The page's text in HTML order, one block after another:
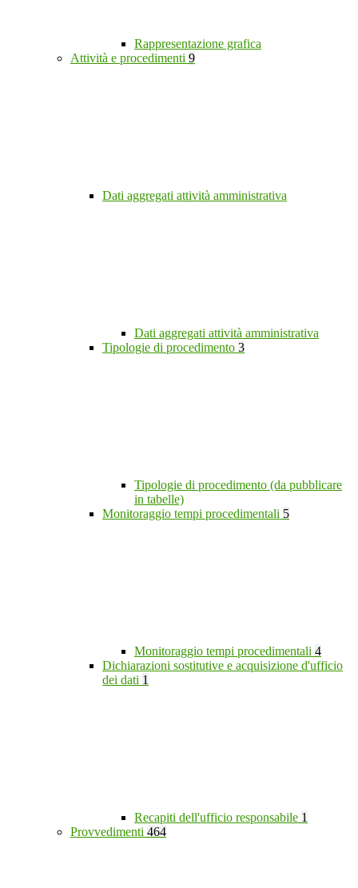
Rappresentazione grafica
Attività e procedimenti 9
Dati aggregati attività amministrativa
Dati aggregati attività amministrativa
Tipologie di procedimento 3
Tipologie di procedimento (da pubblicare
in tabelle)
Monitoraggio tempi procedimentali 5
Monitoraggio tempi procedimentali 4
Dichiarazioni sostitutive e acquisizione d'ufficio
dei dati 1
Recapiti dell'ufficio responsabile 1
Provvedimenti 464